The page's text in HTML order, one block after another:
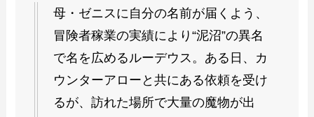
母・ゼニスに自分の名前が届くよう、
冒険者稼業の実績により“泥沼”の異名
で名を広めるルーデウス。ある日、カ
ウンターアローと共にある依頼を受け
るが、訪れた場所で大量の魔物が出